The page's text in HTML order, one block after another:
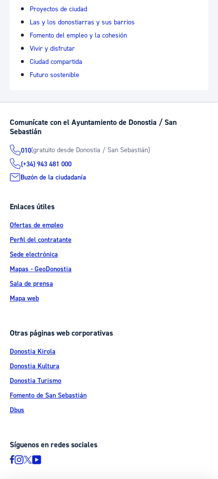
Proyectos de ciudad
Las y los donostiarras y sus barrios
Fomento del empleo y la cohesión
Vivir y disfrutar
Ciudad compartida
Futuro sostenible
Comunícate con el Ayuntamiento de Donostia / San
Sebastián
010(gratuito desde Donostia / San Sebastián)
(+34) 943 481 000
Buzón de la ciudadanía
Enlaces útiles
Ofertas de empleo
Perfil del contratante
Sede electrónica
Mapas - GeoDonostia
Sala de prensa
Mapa web
Otras páginas web corporativas
Donostia Kirola
Donostia Kultura
Donostia Turismo
Fomento de San Sebastián
Dbus
Síguenos en redes sociales